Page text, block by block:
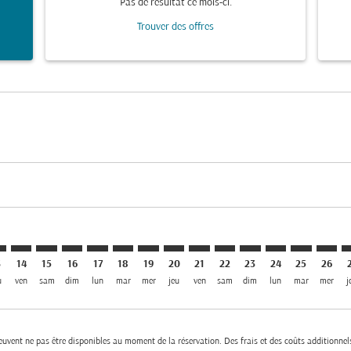
Pas de résultat ce mois-ci.
Trouver des offres
14
ven
15
sam
16
dim
17
lun
18
mar
ZRH–SLL: cmp-view-offers-
19
mer
ZRH–SLL: cmp-view-offers-
20
jeu
ZRH–SLL: cmp-view-
21
ven
ZRH–SLL: cmp-view-
22
sam
ZRH–SLL: cmp-
23
dim
ZRH–SLL:
24
lun
25
mar
26
mer
ne pas être disponibles au moment de la réservation. Des frais et des coûts